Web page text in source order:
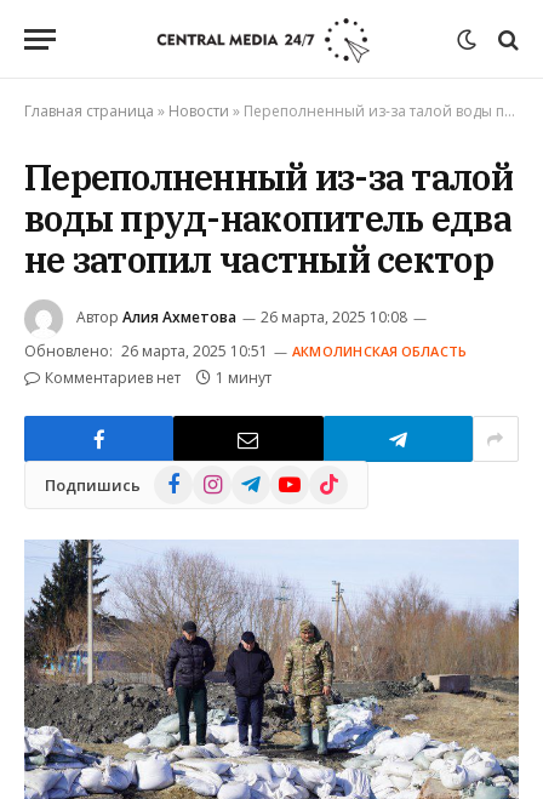
Главная страница » Новости » Переполненный из-за талой воды пруд-накопитель едва не затопил частный сектор
Переполненный из-за талой
воды пруд-накопитель едва
не затопил частный сектор
Автор Алия Ахметова
26 марта, 2025 10:08
Обновлено: 26 марта, 2025 10:51 АКМОЛИНСКАЯ ОБЛАСТЬ
Комментариев нет 1 минут
Подпишись FacebookInstagramTelegramYouTube
TikTok